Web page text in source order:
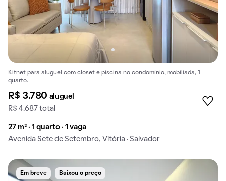
Kitnet para aluguel com closet e piscina no condomínio, mobiliada, 1
quarto.
R$ 3.780 aluguel
R$ 4.687 total
27 m² · 1 quarto · 1 vaga
Avenida Sete de Setembro, Vitória · Salvador
Em breve Baixou o preço